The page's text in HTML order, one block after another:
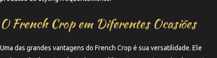
O French Crop em Diferentes Ocasiões
Uma das grandes vantagens do French Crop é sua versatilidade. Ele